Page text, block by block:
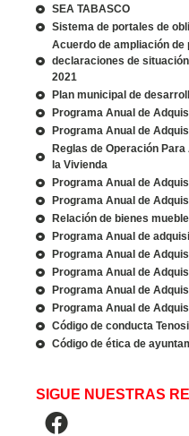
SEA TABASCO
Sistema de portales de
Acuerdo de ampliación de
declaraciones de
2021
Plan municipal de
Programa Anual de
Programa Anual de
Reglas de Operación
la Vivienda
Programa Anual de
Programa Anual de
Relación de bienes
Programa Anual de
Programa Anual de
Programa Anual de
Programa Anual de
Programa Anual de
Código de conducta
Código de ética de
SIGUE NUESTRAS